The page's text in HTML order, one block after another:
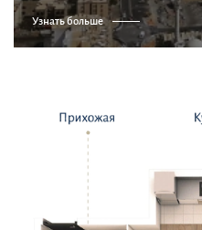
и старинную лодочную
сияющие небоскребы, с
ква...
Узнать больше